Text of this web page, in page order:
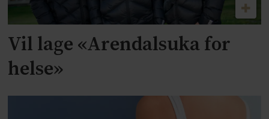
Vil lage «Arendalsuka for
helse»